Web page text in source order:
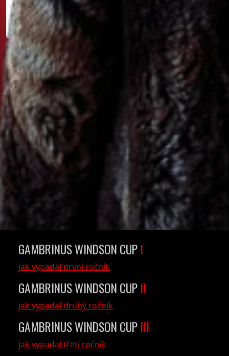
MEDIÁLNÍ PARTNER
TURNAJE
sportytv.cz
GAMBRINUS WINDSON CUP I
jak vypadal první ročník
GAMBRINUS WINDSON CUP II
jak vypadal druhý ročník
GAMBRINUS WINDSON CUP III
jak vypadal třetí ročník